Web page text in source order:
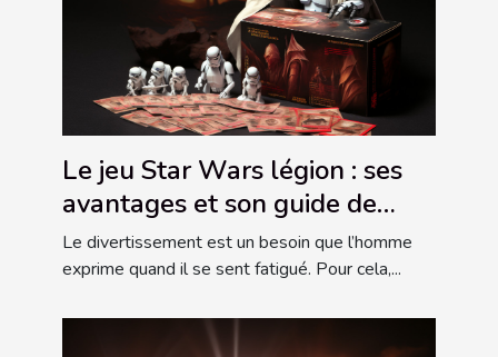
Le jeu Star Wars légion : ses
avantages et son guide de
choix
Le divertissement est un besoin que l’homme
exprime quand il se sent fatigué. Pour cela,...